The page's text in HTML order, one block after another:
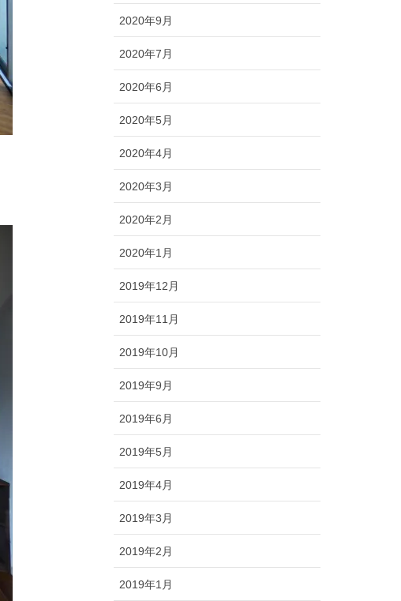
2020年9月
2020年7月
2020年6月
2020年5月
2020年4月
2020年3月
2020年2月
2020年1月
2019年12月
2019年11月
2019年10月
2019年9月
2019年6月
2019年5月
2019年4月
2019年3月
2019年2月
2019年1月